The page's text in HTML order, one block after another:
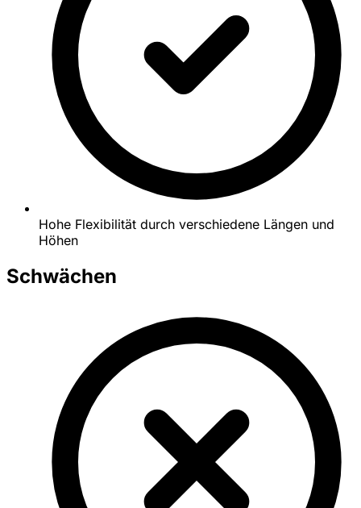
Hohe Flexibilität durch verschiedene Längen und
Höhen
Schwächen